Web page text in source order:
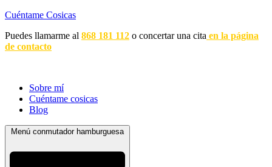
Cuéntame Cosicas
Puedes llamarme al 868 181 112 o concertar una cita en la página
de contacto
Sobre mí
Cuéntame cosicas
Blog
Menú conmutador hamburguesa